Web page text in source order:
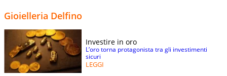
Gioielleria Delfino
Investire in oro
L’oro torna protagonista tra gli investimenti
sicuri
LEGGI